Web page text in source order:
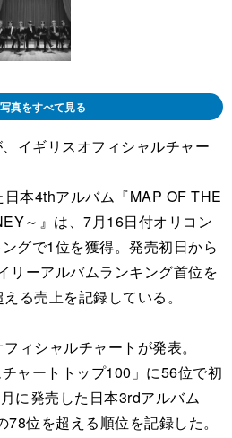
写真をすべて見る
イギリスオフィシャルチャー
本4thアルバム『MAP OF THE
～』は、7月16日付オリコン
グで1位を獲得。発売初日から
リーアルバムランキング首位を
る売上を記録している。
ィシャルチャートが発表。
ャートトップ100」に56位で初
に発売した日本3rdアルバム
78位を超える順位を記録した。